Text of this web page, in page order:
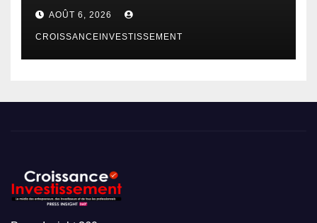
AOÛT 6, 2026
CROISSANCEINVESTISSEMENT